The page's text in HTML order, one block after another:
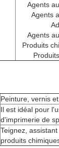
Agents
Agents
Agents
Produits
Peinture, vernis
Il est idéal pour
d'imprimerie de
Teignez,
produits